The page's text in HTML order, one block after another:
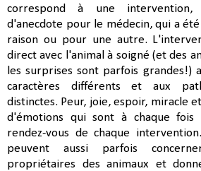
correspond à une intervention,
d'anecdote pour le médecin, qui a
raison ou pour une autre.
direct avec l'animal à soigné (et des
les surprises sont parfois grandes!)
caractères différents et aux
distinctes. Peur, joie, espoir, miracle
d'émotions qui sont à chaque fois
rendez-vous de chaque
peuvent aussi parfois
propriétaires des animaux et